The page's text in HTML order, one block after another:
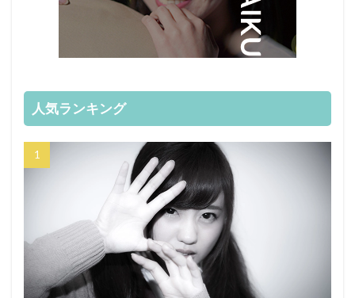
人気ランキング